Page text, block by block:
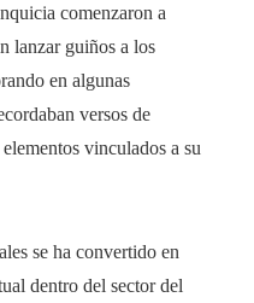
comenzaron a
lanzar guiños a los
en algunas
versos de
vinculados a su
se ha convertido en
dentro del sector del